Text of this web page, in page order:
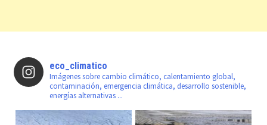
eco_climatico
Imágenes sobre cambio climático, calentamiento global,
contaminación, emergencia climática, desarrollo sostenible,
energías alternativas ...